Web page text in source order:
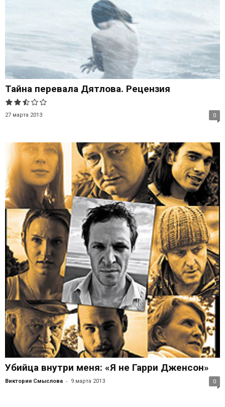
Тайна перевала Дятлова. Рецензия
27 марта 2013 0
Убийца внутри меня: «Я не Гарри Дженсон»
Виктория Смыслова - 9 марта 2013 0